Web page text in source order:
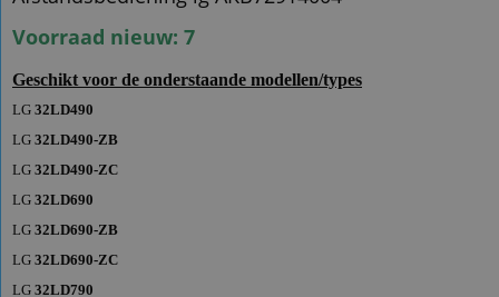
Voorraad nieuw: 7
Geschikt voor de onderstaande modellen/types
LG 32LD490
LG 32LD490-ZB
LG 32LD490-ZC
LG 32LD690
LG 32LD690-ZB
LG 32LD690-ZC
LG 32LD790